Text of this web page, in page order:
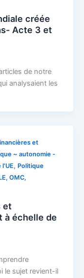
créée
Acte 3 et
de notre
analysaient les
et
~ autonomie -
l'UE, Politique
OMC,
et
à échelle de
le sujet revient-il